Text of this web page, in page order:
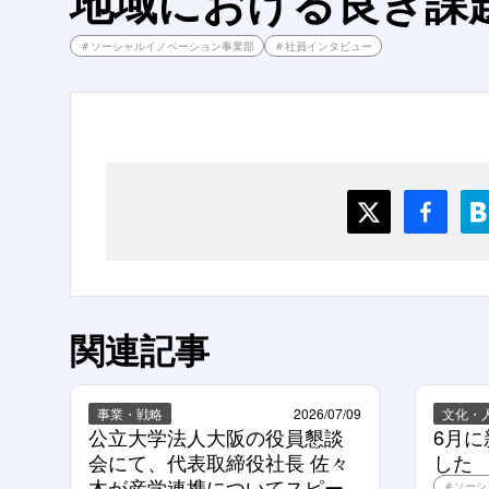
＃ ソーシャルイノベーション事業部 ＃社員インタビュー
関連記事
事業・戦略 2026/07/09
公立大学法人大阪の役員懇談
会にて、代表取締役社長 佐々
文化・
6月
した
＃ ソー